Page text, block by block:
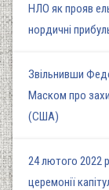
НЛО як прояв
нордичні
Звільнивши
Маском про
(США)
24 лютого 2022
церемонії